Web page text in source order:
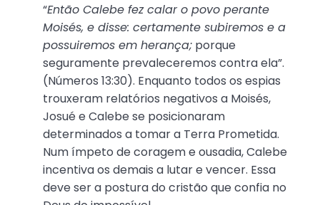
“Então Calebe fez calar o povo perante
Moisés, e disse: certamente subiremos e a
possuiremos em herança; porque
seguramente prevaleceremos contra ela”.
(Números 13:30). Enquanto todos os espias
trouxeram relatórios negativos a Moisés,
Josué e Calebe se posicionaram
determinados a tomar a Terra Prometida.
Num ímpeto de coragem e ousadia, Calebe
incentiva os demais a lutar e vencer. Essa
deve ser a postura do cristão que confia no